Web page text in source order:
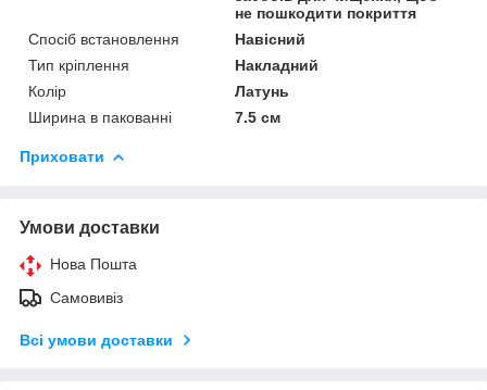
не пошкодити покриття
Спосіб встановлення
Навісний
Тип кріплення
Накладний
Колір
Латунь
Ширина в пакованні
7.5 см
Приховати
Умови доставки
Нова Пошта
Самовивіз
Всі умови доставки